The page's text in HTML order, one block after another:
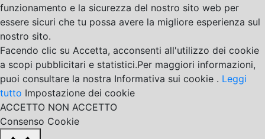
funzionamento e la sicurezza del nostro sito web per
essere sicuri che tu possa avere la migliore esperienza sul
nostro sito.
Facendo clic su Accetta, acconsenti all'utilizzo dei cookie
a scopi pubblicitari e statistici.Per maggiori informazioni,
puoi consultare la nostra Informativa sui cookie . Leggi
tutto Impostazione dei cookie
ACCETTO NON ACCETTO
Consenso Cookie